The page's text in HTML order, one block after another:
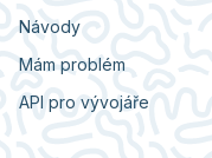
Návody
Mám problém
API pro vývojáře